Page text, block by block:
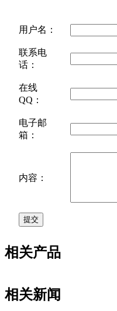
用户名：
联系电
话：
在线
QQ：
电子邮
箱：
内容：
相关产品
相关新闻